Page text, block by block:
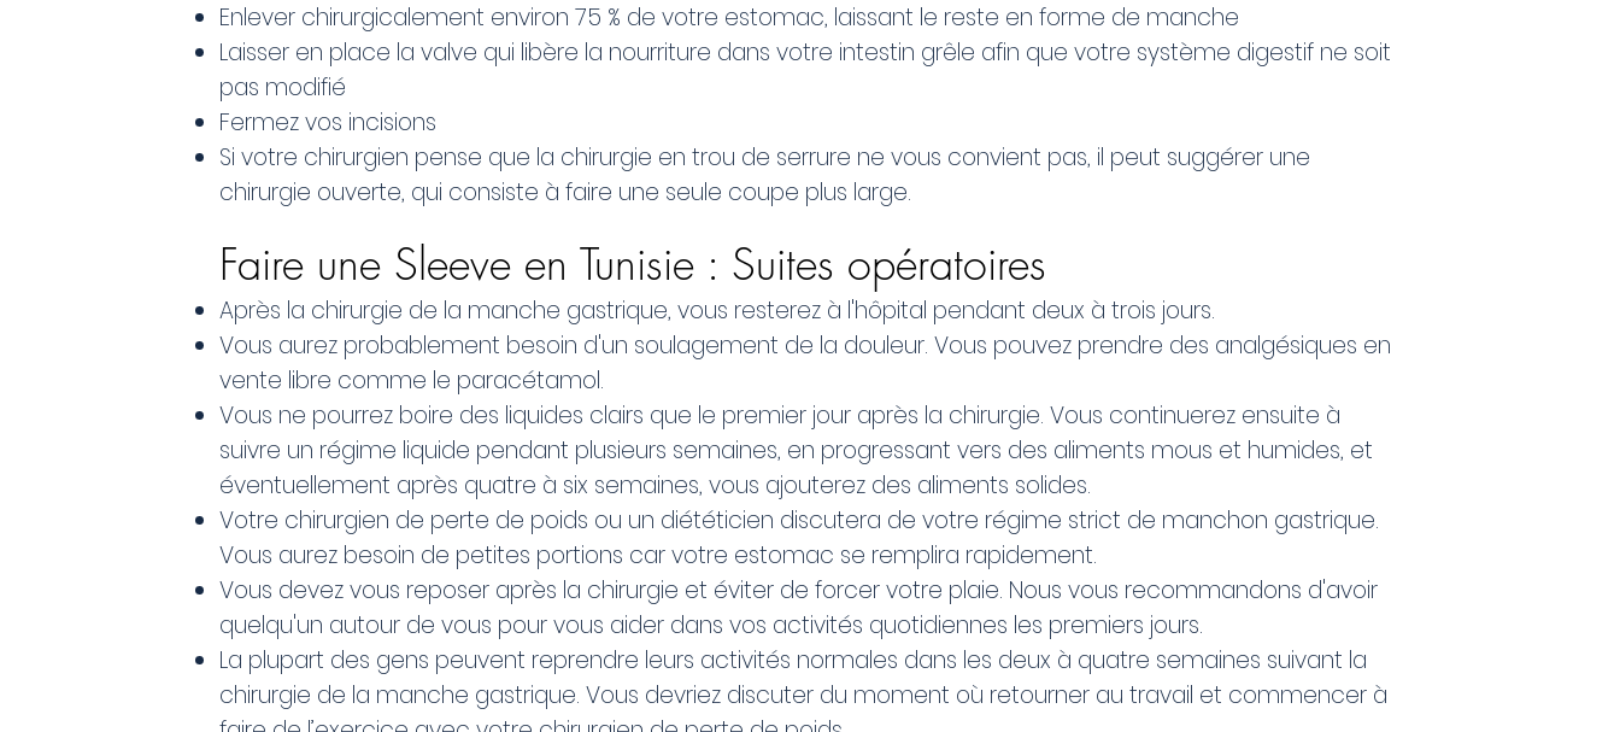
Enlever chirurgicalement environ 75 % de votre estomac, laissant le reste en forme de manche
Laisser en place la valve qui libère la nourriture dans votre intestin grêle afin que votre système digestif ne soit
pas modifié
Fermez vos incisions
Si votre chirurgien pense que la chirurgie en trou de serrure ne vous convient pas, il peut suggérer une
chirurgie ouverte, qui consiste à faire une seule coupe plus large.
Faire une Sleeve en Tunisie : Suites opératoires
Après la chirurgie de la manche gastrique, vous resterez à l'hôpital pendant deux à trois jours.
Vous aurez probablement besoin d'un soulagement de la douleur. Vous pouvez prendre des analgésiques en
vente libre comme le paracétamol.
Vous ne pourrez boire des liquides clairs que le premier jour après la chirurgie. Vous continuerez ensuite à
suivre un régime liquide pendant plusieurs semaines, en progressant vers des aliments mous et humides, et
éventuellement après quatre à six semaines, vous ajouterez des aliments solides.
Votre chirurgien de perte de poids ou un diététicien discutera de votre régime strict de manchon gastrique.
Vous aurez besoin de petites portions car votre estomac se remplira rapidement.
Vous devez vous reposer après la chirurgie et éviter de forcer votre plaie. Nous vous recommandons d'avoir
quelqu'un autour de vous pour vous aider dans vos activités quotidiennes les premiers jours.
La plupart des gens peuvent reprendre leurs activités normales dans les deux à quatre semaines suivant la
chirurgie de la manche gastrique. Vous devriez discuter du moment où retourner au travail et commencer à